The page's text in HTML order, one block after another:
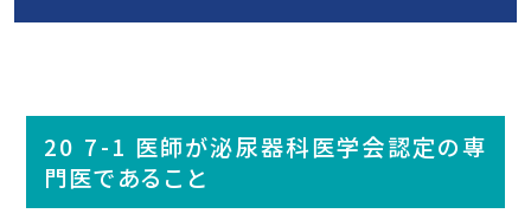
7-1 医師が泌尿器科医学会認定の専
門医であること